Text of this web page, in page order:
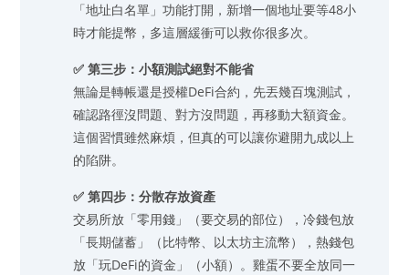
「地址白名單」功能打開，新增一個地址要等48小
時才能提幣，多這層緩衝可以救你很多次。
✅ 第三步：小額測試絕對不能省
無論是轉帳還是授權DeFi合約，先丟幾百塊測試，
確認路徑沒問題、對方沒問題，再移動大額資金。
這個習慣雖然麻煩，但真的可以讓你避開九成以上
的陷阱。
✅ 第四步：分散存放資產
交易所放「零用錢」（要交易的部位），冷錢包放
「長期儲蓄」（比特幣、以太坊主流幣），熱錢包
放「玩DeFi的資金」（小額）。雞蛋不要全放同一